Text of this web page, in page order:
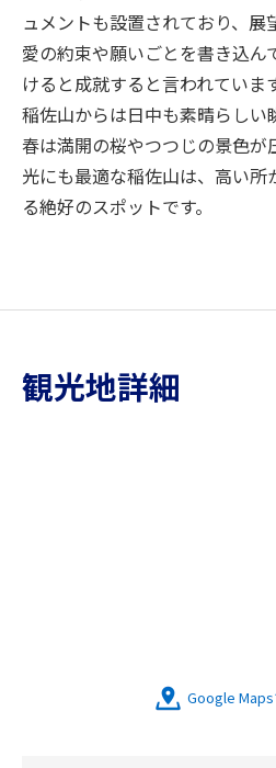
ュメントも設置されており、展
愛の約束や願いごとを書き込
けると成就すると言われていま
稲佐山からは日中も素晴らしい
春は満開の桜やつつじの景色が
光にも最適な稲佐山は、高い
る絶好のスポットです。
観光地詳細
Google Maps